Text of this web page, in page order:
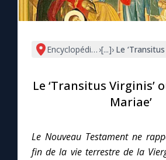
La chaîne Youtube
La newsletter
La vidéo de la semaine
Le magazine
Encyclopédie mariale
›[...]› Le
Le ‘Transitus Virginis’
Mariae’
Le Nouveau Testament ne
fin de la vie terrestre de la